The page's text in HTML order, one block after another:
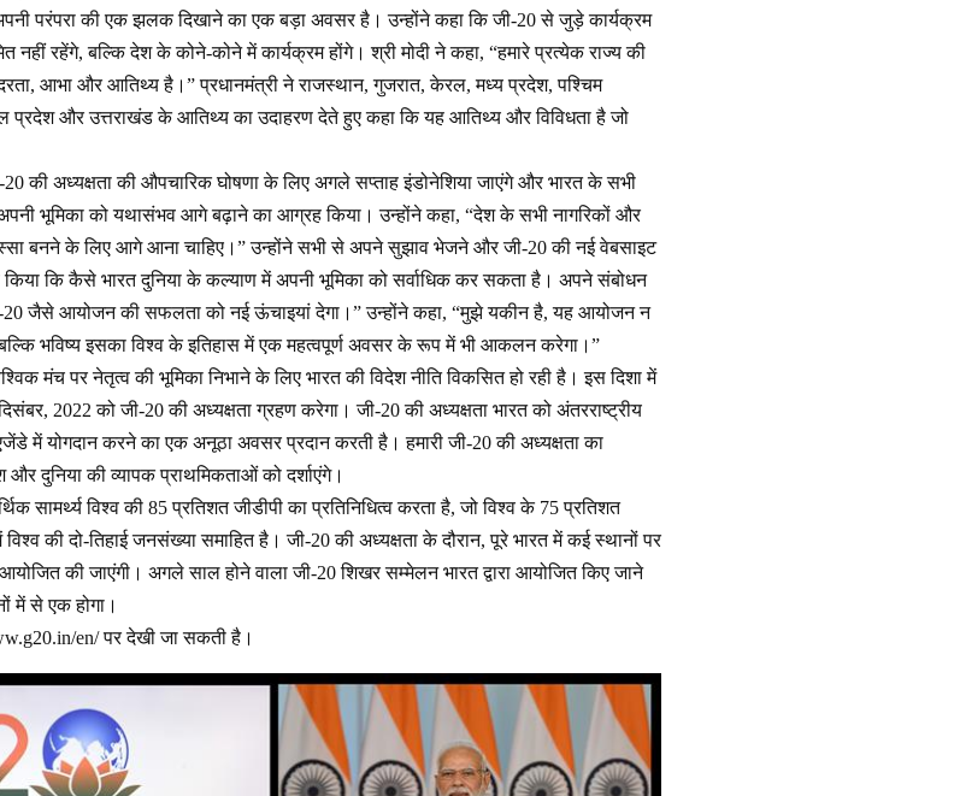
परंपरा की एक झलक दिखाने का एक बड़ा अवसर है। उन्होंने कहा कि जी-20 से जुड़े कार्यक्रम
नहीं रहेंगे, बल्कि देश के कोने-कोने में कार्यक्रम होंगे। श्री मोदी ने कहा, “हमारे प्रत्येक राज्य की
आभा और आतिथ्य है।” प्रधानमंत्री ने राजस्थान, गुजरात, केरल, मध्य प्रदेश, पश्चिम
प्रदेश और उत्तराखंड के आतिथ्य का उदाहरण देते हुए कहा कि यह आतिथ्य और विविधता है जो
20 की अध्यक्षता की औपचारिक घोषणा के लिए अगले सप्ताह इंडोनेशिया जाएंगे और भारत के सभी
भूमिका को यथासंभव आगे बढ़ाने का आग्रह किया। उन्होंने कहा, “देश के सभी नागरिकों और
बनने के लिए आगे आना चाहिए।” उन्होंने सभी से अपने सुझाव भेजने और जी-20 की नई वेबसाइट
कि कैसे भारत दुनिया के कल्याण में अपनी भूमिका को सर्वाधिक कर सकता है। अपने संबोधन
20 जैसे आयोजन की सफलता को नई ऊंचाइयां देगा।” उन्होंने कहा, “मुझे यकीन है, यह आयोजन न
भविष्य इसका विश्व के इतिहास में एक महत्वपूर्ण अवसर के रूप में भी आकलन करेगा।”
मंच पर नेतृत्व की भूमिका निभाने के लिए भारत की विदेश नीति विकसित हो रही है। इस दिशा में
2022 को जी-20 की अध्यक्षता ग्रहण करेगा। जी-20 की अध्यक्षता भारत को अंतरराष्ट्रीय
एजेंडे में योगदान करने का एक अनूठा अवसर प्रदान करती है। हमारी जी-20 की अध्यक्षता का
दुनिया की व्यापक प्राथमिकताओं को दर्शाएंगे।
सामर्थ्य विश्व की 85 प्रतिशत जीडीपी का प्रतिनिधित्व करता है, जो विश्व के 75 प्रतिशत
विश्व की दो-तिहाई जनसंख्या समाहित है। जी-20 की अध्यक्षता के दौरान, पूरे भारत में कई स्थानों पर
की जाएंगी। अगले साल होने वाला जी-20 शिखर सम्मेलन भारत द्वारा आयोजित किए जाने
में से एक होगा।
en/पर देखी जा सकती है।